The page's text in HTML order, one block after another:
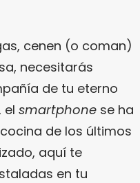
cenen (o coman)
necesitarás
de tu eterno
el smartphone se ha
de los últimos
aquí te
en tu